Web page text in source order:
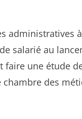
salarié au
une étude
des